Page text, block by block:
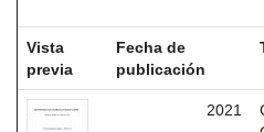
Vista
previa
Fecha de
publicación
2021